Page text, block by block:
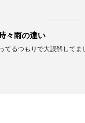
々雨の違い
てるつもりで大誤解して